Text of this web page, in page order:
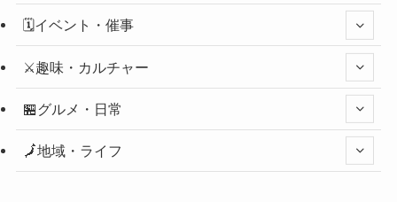
🗓️イベント・催事
⚔️趣味・カルチャー
🏪グルメ・日常
🗾地域・ライフ